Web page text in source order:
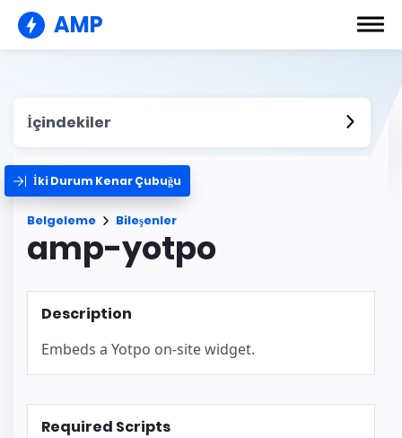
AMP
İçindekiler
İki Durum Kenar Çubuğu
Belgeleme Bileşenler
amp-yotpo
Description
Embeds a Yotpo on-site widget.
Required Scripts